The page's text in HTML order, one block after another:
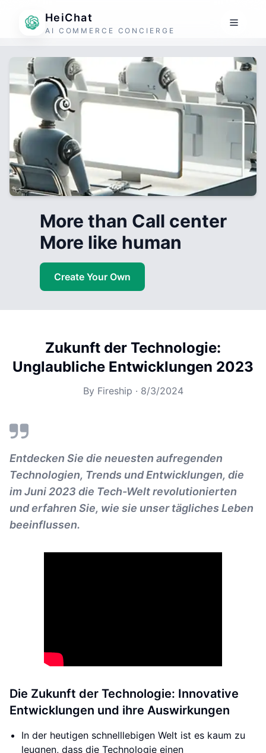
HeiChat
AI COMMERCE CONCIERGE
More than Call center
More like human
Create Your Own
Zukunft der Technologie:
Unglaubliche Entwicklungen 2023
By Fireship · 8/3/2024
Entdecken Sie die neuesten aufregenden
Technologien, Trends und Entwicklungen, die
im Juni 2023 die Tech-Welt revolutionierten
und erfahren Sie, wie sie unser tägliches Leben
beeinflussen.
Die Zukunft der Technologie: Innovative
Entwicklungen und ihre Auswirkungen
In der heutigen schnelllebigen Welt ist es kaum zu
leugnen, dass die Technologie einen